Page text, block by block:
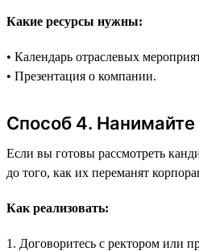
Какие ресурсы нужны:
• Календарь отраслевых
• Презентация о компании.
Способ 4.
Если вы готовы рассмотреть
до того, как их переманят
Как реализовать:
1. Договоритесь с ректором или